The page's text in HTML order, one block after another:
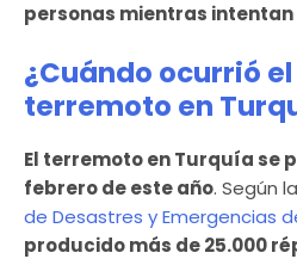
personas mientras
¿Cuándo ocurrió
terremoto en
El terremoto en Turquía se
febrero de este año. Según la
de Desastres y Emergencias
producido más de 25.000